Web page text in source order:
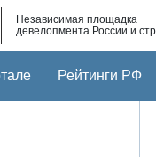
Независимая площадка
девелопмента России и
Рейтинги РФ